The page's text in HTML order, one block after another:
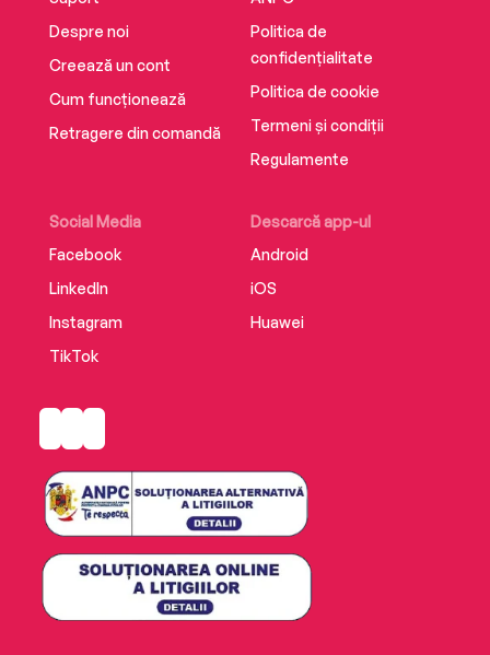
Despre noi
Creează un cont
Cum funcționează
Retragere din comandă
Social Media
Facebook
LinkedIn
Instagram
TikTok
Descarcă app-ul
Android
iOS
Huawei
Politica de
confidențialitate
Politica de cookie
Termeni și condiții
Regulamente